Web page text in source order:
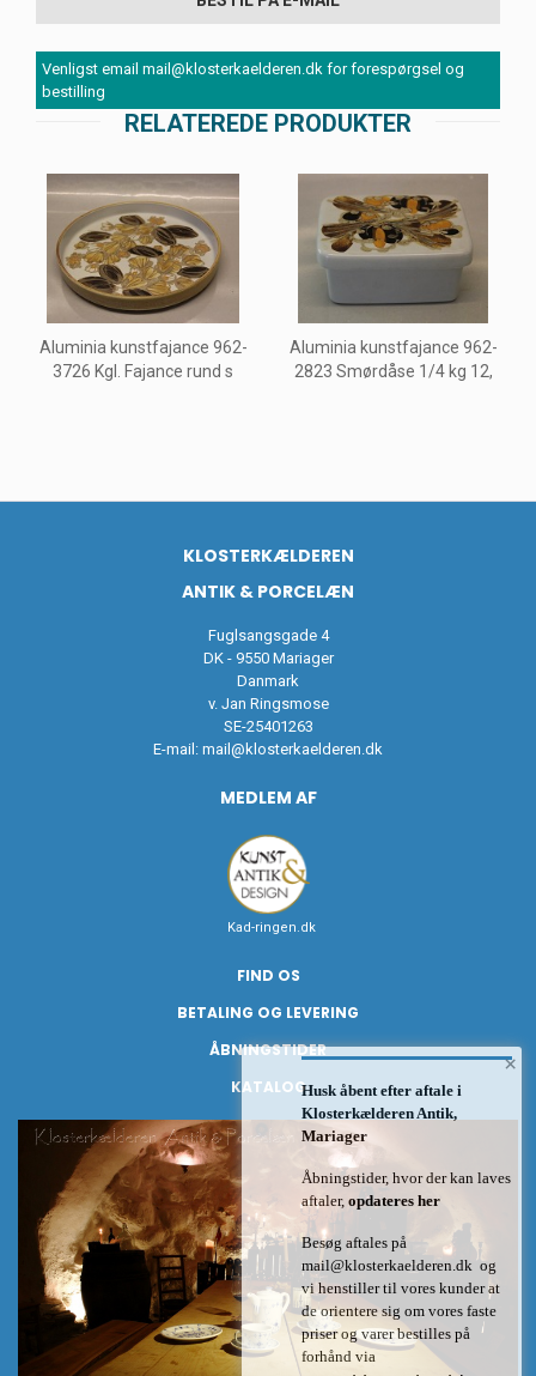
Venligst email mail@klosterkaelderen.dk for forespørgsel og
bestilling
RELATEREDE PRODUKTER
Aluminia kunstfajance 962-
3726 Kgl. Fajance rund s
Aluminia kunstfajance 962-
2823 Smørdåse 1/4 kg 12,
KLOSTERKÆLDEREN
ANTIK & PORCELÆN
Fuglsangsgade 4
DK - 9550 Mariager
Danmark
v. Jan Ringsmose
SE-25401263
E-mail: mail@klosterkaelderen.dk
MEDLEM AF
Kad-ringen.dk
FIND OS
BETALING OG LEVERING
ÅBNINGSTIDER
KATALOG
×
Husk åbent efter aftale i
Klosterkælderen Antik,
Mariager
Åbningstider, hvor der kan laves
aftaler, opdateres her
Besøg aftales på
mail@klosterkaelderen.dk og
vi henstiller til vores kunder at
de orientere sig om vores faste
priser og varer bestilles på
forhånd via